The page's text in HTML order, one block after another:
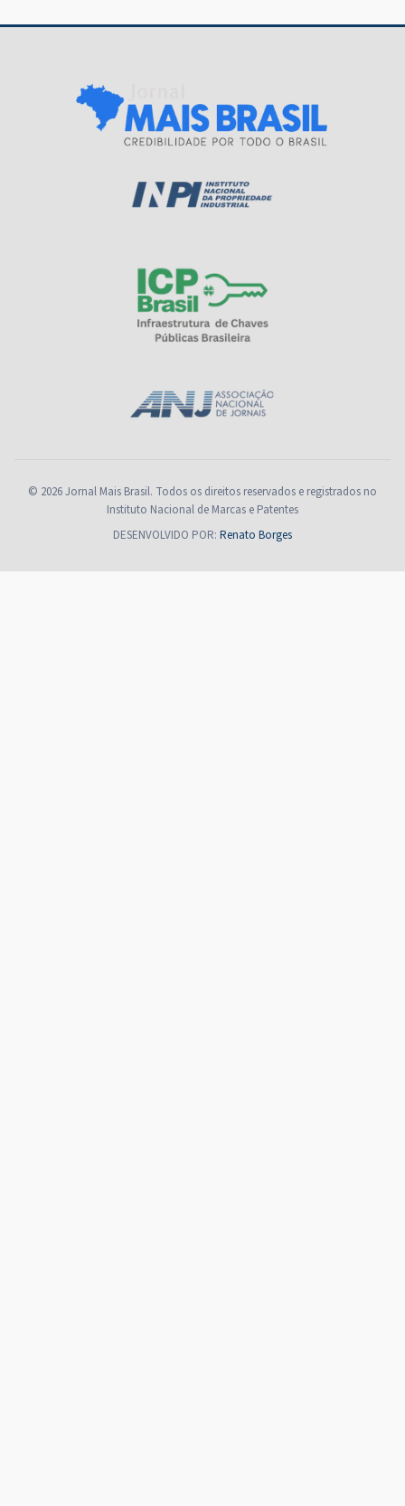
© 2026 Jornal Mais Brasil. Todos os direitos reservados e registrados no
Instituto Nacional de Marcas e Patentes
DESENVOLVIDO POR: Renato Borges